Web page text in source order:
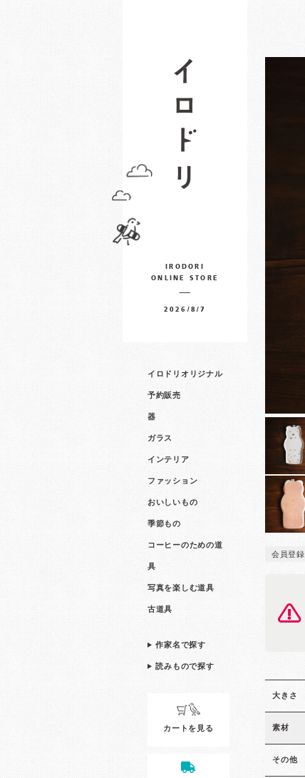
IRODORI
ONLINE STORE
2026/8/7
イロドリオリジナル
予約販売
器
ガラス
インテリア
ファッション
おいしいもの
季節もの
コーヒーのための道
具
写真を楽しむ道具
古道具
作家名で探す
読みもので探す
カートを見る
会員登録
大きさ
素材
その他